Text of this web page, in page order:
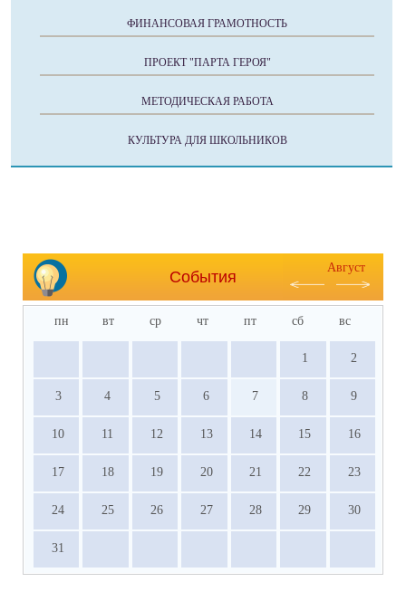
ФИНАНСОВАЯ ГРАМОТНОСТЬ
ПРОЕКТ "ПАРТА ГЕРОЯ"
МЕТОДИЧЕСКАЯ РАБОТА
КУЛЬТУРА ДЛЯ ШКОЛЬНИКОВ
События
Август
пн вт ср чт пт сб вс
1 2
3 4 5 6 7 8 9
10 11 12 13 14 15 16
17 18 19 20 21 22 23
24 25 26 27 28 29 30
31